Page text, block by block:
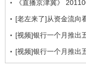
《直播京津冀》
[老左来了]从资金流向
[视频]银行一个月推出
[视频]银行一个月推出